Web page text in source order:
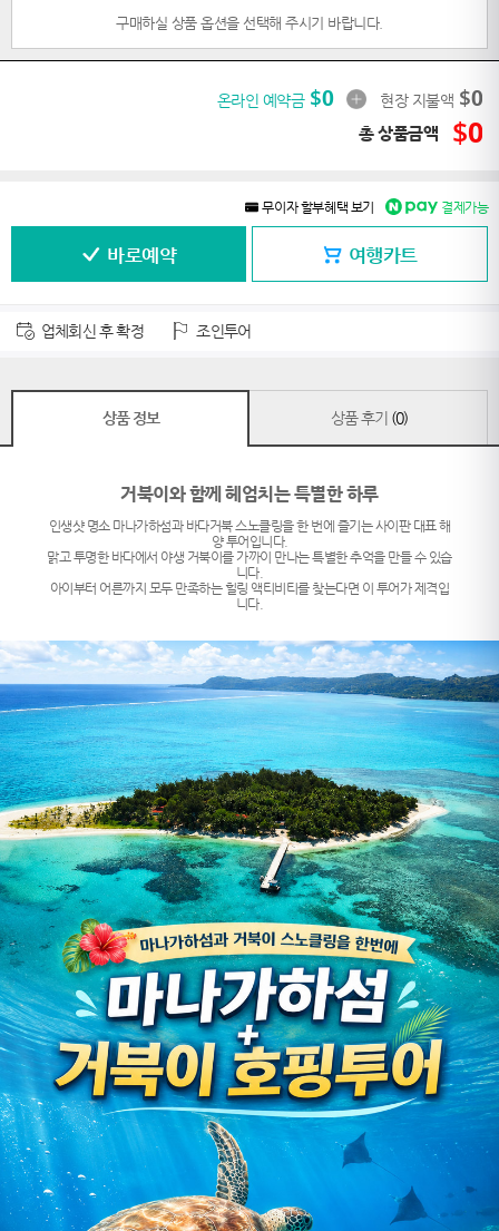
구매하실 상품 옵션을 선택해 주시기 바랍니다.
온라인 예약금 $0 현장 지불액 $0
총 상품금액 $0
무이자 할부혜택 보기 결제가능
바로예약 여행카트
업체회신 후 확정 조인투어
상품 정보 상품 후기 (0)
거북이와 함께 헤엄치는 특별한 하루
인생샷 명소 마나가하섬과 바다거북 스노클링을 한 번에 즐기는 사이판 대표 해
양 투어입니다.
맑고 투명한 바다에서 야생 거북이를 가까이 만나는 특별한 추억을 만들 수 있습
니다.
아이부터 어른까지 모두 만족하는 힐링 액티비티를 찾는다면 이 투어가 제격입
니다.